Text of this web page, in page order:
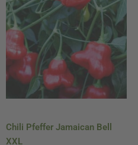
Chili Pfeffer Jamaican Bell
XXL